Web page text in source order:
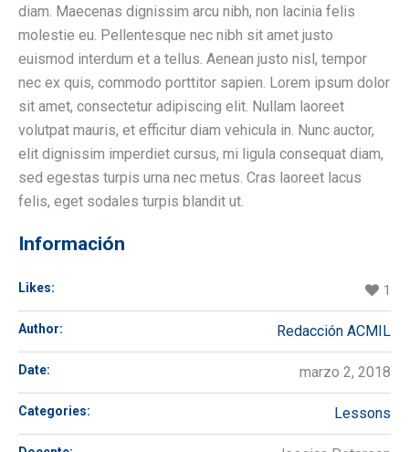
diam. Maecenas dignissim arcu nibh, non lacinia felis
molestie eu. Pellentesque nec nibh sit amet justo
euismod interdum et a tellus. Aenean justo nisl, tempor
nec ex quis, commodo porttitor sapien. Lorem ipsum dolor
sit amet, consectetur adipiscing elit. Nullam laoreet
volutpat mauris, et efficitur diam vehicula in. Nunc auctor,
elit dignissim imperdiet cursus, mi ligula consequat diam,
sed egestas turpis urna nec metus. Cras laoreet lacus
felis, eget sodales turpis blandit ut.
Información
Likes: 1
Author: Redacción ACMIL
Date: marzo 2, 2018
Categories: Lessons